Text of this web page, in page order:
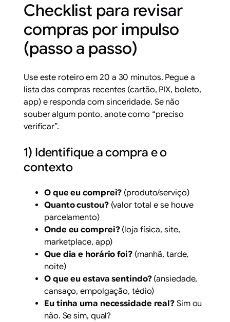
Checklist para revisar
compras por impulso
(passo a passo)
Use este roteiro em 20 a 30 minutos. Pegue a
lista das compras recentes (cartão, PIX, boleto,
app) e responda com sinceridade. Se não
souber algum ponto, anote como “preciso
verificar”.
1) Identifique a compra e o
contexto
O que eu comprei? (produto/serviço)
Quanto custou?(valor total e se houve
parcelamento)
Onde eu comprei?(loja física, site,
marketplace, app)
Que dia e horário foi?(manhã, tarde,
noite)
O que eu estava sentindo?(ansiedade,
cansaço, empolgação, tédio)
Eu tinha uma necessidade real? Sim ou
não. Se sim, qual?